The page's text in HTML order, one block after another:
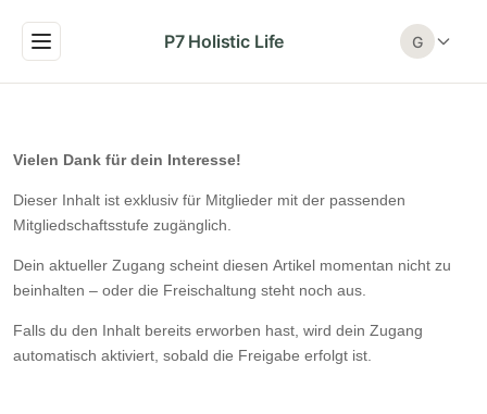
P7 Holistic Life G
Vielen Dank für dein Interesse!
Dieser Inhalt ist exklusiv für Mitglieder mit der passenden
Mitgliedschaftsstufe zugänglich.
Dein aktueller Zugang scheint diesen Artikel momentan nicht zu
beinhalten – oder die Freischaltung steht noch aus.
Falls du den Inhalt bereits erworben hast, wird dein Zugang
automatisch aktiviert, sobald die Freigabe erfolgt ist.